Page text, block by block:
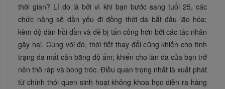
thời gian? Lí do là bởi vì khi bạn bước sang tuổi 25, các
chức năng sẽ dần yếu đi đồng thời da bắt đầu lão hóa;
kèm độ đàn hồi dần và dễ bị tấn công hơn bởi các tác nhân
gây hại. Cùng với đó, thời tiết thay đổi cũng khiến cho tình
trạng da mất cân bằng độ ẩm; khiến cho làn da của bạn trở
nên thô ráp và bong tróc. Điều quan trọng nhất là xuất phát
từ chính thói quen sinh hoạt không khoa học diễn ra hàng